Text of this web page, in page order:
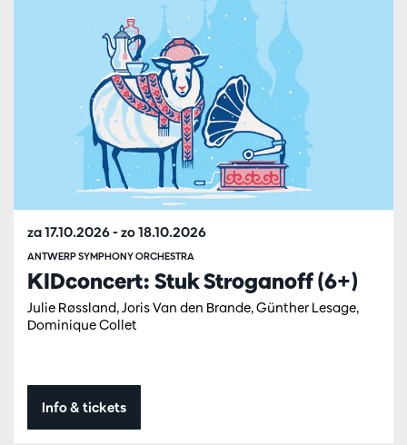
KIDconcert: Stuk Stroganoff (6+)
Julie Røssland, Joris Van den Brande, Günther Lesage,
Dominique Collet
ANTWERP SYMPHONY ORCHESTRA
za 17.10.2026- zo 18.10.2026
Info & tickets